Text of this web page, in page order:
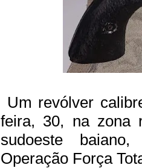
Um revólver
feira, 30, na zona
sudoeste
Operação Força